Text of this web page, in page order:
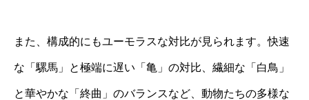
また、構成的にもユーモラスな対比が見られます。快速
な「騾馬」と極端に遅い「亀」の対比、繊細な「白鳥」
と華やかな「終曲」のバランスなど、動物たちの多様な